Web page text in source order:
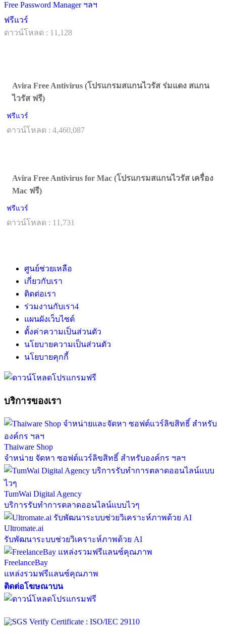
Free Password Manager ฯลฯ
ฟรีแวร์
ดาวน์โหลด : 11,128
Avira Free Antivirus (โปรแกรมสแกนไวรัส ร่มแดง สแกน
ไวรัส ฟรี)
ฟรีแวร์
ดาวน์โหลด : 4,460,087
Avira Free Antivirus for Mac (โปรแกรมสแกนไวรัส เครื่อง
Mac ฟรี)
ฟรีแวร์
ดาวน์โหลด : 11,731
ศูนย์ช่วยเหลือ
เกี่ยวกับเรา
ติดต่อเรา
ร่วมงานกับเรา4
แผนผังเว็บไซต์
ตั้งค่าความเป็นส่วนตัว
นโยบายความเป็นส่วนตัว
นโยบายคุกกี้
บริการของเรา
Thaiware Shop
จำหน่าย จัดหา ซอฟต์แวร์ลิขสิทธิ์ สำหรับองค์กร ฯลฯ
TumWai Digital Agency
บริการรับทำการตลาดออนไลน์แบบไวๆ
Ultromate.ai
รับพัฒนาระบบช่วยวิเคราะห์ภาพด้วย AI
FreelanceBay
แหล่งรวมฟรีแลนซ์คุณภาพ
ติดต่อโฆษณาบน